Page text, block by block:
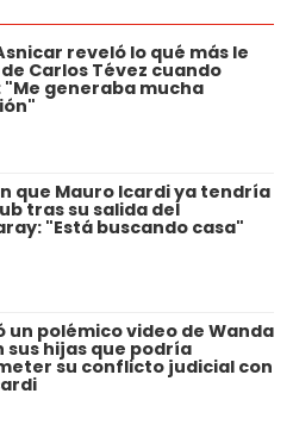
reveló lo qué más le
Carlos Tévez cuando
"Me generaba mucha
que Mauro Icardi ya tendría
tras su salida del
"Está buscando casa"
un polémico video de Wanda
sus hijas que podría
su conflicto judicial con